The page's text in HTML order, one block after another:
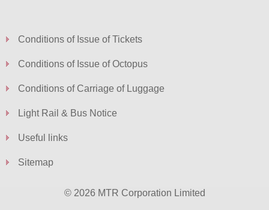
Conditions of Issue of Tickets
Conditions of Issue of Octopus
Conditions of Carriage of Luggage
Light Rail & Bus Notice
Useful links
Sitemap
© 2026 MTR Corporation Limited